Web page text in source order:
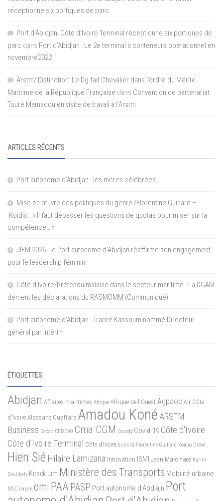
réceptionne six portiques de parc
Port d'Abidjan: Côte d’Ivoire Terminal réceptionne six portiques de
parc dans Port d’Abidjan : Le 2e terminal à conteneurs opérationnel en
novembre2022
Arstm/ Distinction: Le Dg fait Chevalier dans l’ordre du Mérite
Maritime de la République Française dans Convention de partenariat:
Touré Mamadou en visite de travail à l’Arstm
ARTICLES RÉCENTS
Port autonome d’Abidjan : les mères célébrées
Mise en œuvre des politiques du genre /Florentine Guihard –
Koidio : « Il faut dépasser les questions de quotas pour miser sur la
compétence… »
JIFM 2026 : le Port autonome d’Abidjan réaffirme son engagement
pour le leadership féminin
Côte d’Ivoire/Prétendu malaise dans le secteur maritime : La DGAM
dément les déclarations du RASMOMM (Communiqué)
Port autonome d’Abidjan : Traoré Kassoum nommé Directeur
général par intérim
ÉTIQUETTES
Abidjan Affaires maritimes Afrique Afrique de l'Ouest Agpaoc Air Côte
d'Ivoire Alassane Ouattara Amadou Koné ARSTM
Business Cacao CEDEAO Cma CGM Cocody Covid-19 Côte d'Ivoire
Côte d'Ivoire Terminal Côte d’Ivoire Eolis CI Florentine Guihard-Koidio Grève
Hien Sié Hilaire Lamizana Innovation ISMI Jean Marc Yacé Karim
Coulibaly Kitack Lim Ministère des Transports Mobilité urbaine
MSC navire omi PAA PASP Port autonome d'Abdiajn Port